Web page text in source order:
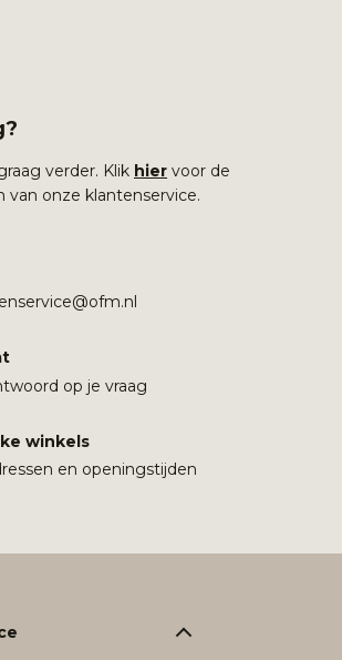
verder. Klik hier voor de
van onze klantenservice.
op je vraag
winkels
en openingstijden